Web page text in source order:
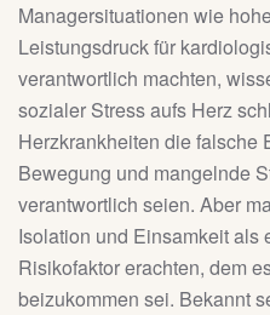
Managersituationen wie
Leistungsdruck für
verantwortlich machten,
sozialer Stress aufs Herz
Herzkrankheiten die falsche
Bewegung und mangelnde
verantwortlich seien. Aber
Isolation und Einsamkeit als
Risikofaktor erachten, dem
beizukommen sei. Bekannt